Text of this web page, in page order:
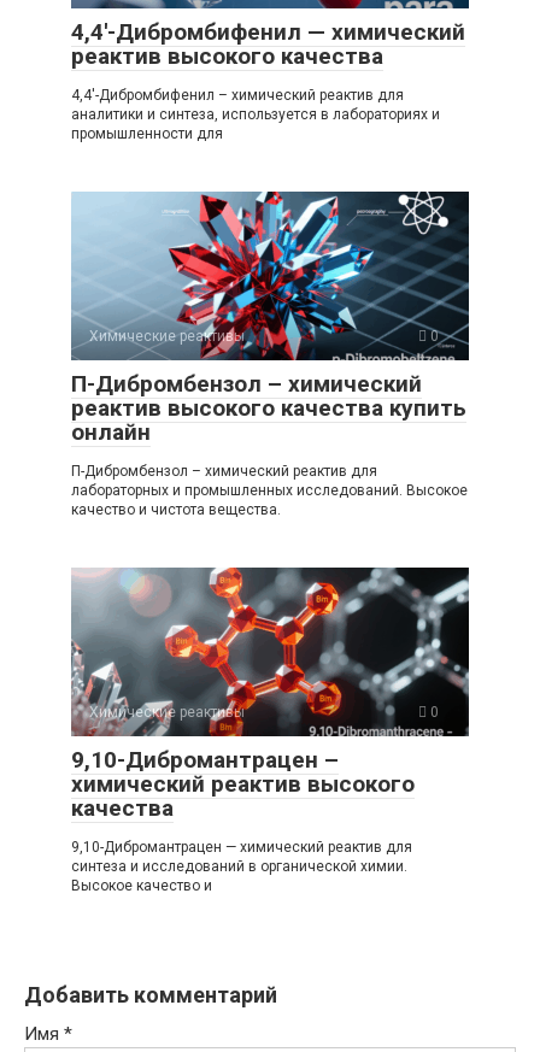
4,4′-Дибромбифенил — химический
реактив высокого качества
4,4′-Дибромбифенил – химический реактив для
аналитики и синтеза, используется в лабораториях и
промышленности для
Химические реактивы 0
П-Дибромбензол – химический
реактив высокого качества купить
онлайн
П-Дибромбензол – химический реактив для
лабораторных и промышленных исследований. Высокое
качество и чистота вещества.
Химические реактивы 0
9,10-Дибромантрацен –
химический реактив высокого
качества
9,10-Дибромантрацен — химический реактив для
синтеза и исследований в органической химии.
Высокое качество и
Добавить комментарий
Имя *